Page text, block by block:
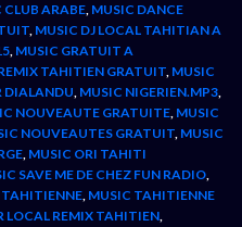
CLUB ARABE, MUSIC DANCE
, MUSIC DJ LOCAL TAHITIAN A
, MUSIC GRATUIT A
TAHITIEN GRATUIT, MUSIC
DIALANDU, MUSIC NIGERIEN.MP3,
NOUVEAUTE GRATUITE, MUSIC
NOUVEAUTES GRATUIT, MUSIC
, MUSIC ORI TAHITI
SAVE ME DE CHEZ FUN RADIO,
, MUSIC TAHITIENNE
LOCAL REMIX TAHITIEN,